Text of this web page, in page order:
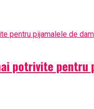
potrivite pentru